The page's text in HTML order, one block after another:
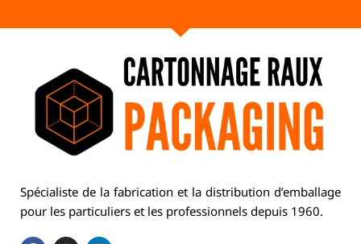
Spécialiste de la fabrication et la distribution d’emballage
pour les particuliers et les professionnels depuis 1960.